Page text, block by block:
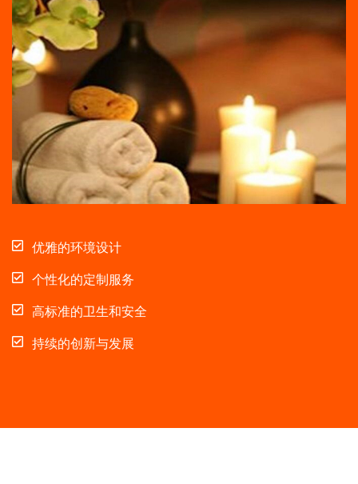
优雅的环境设计
个性化的定制服务
高标准的卫生和安全
持续的创新与发展